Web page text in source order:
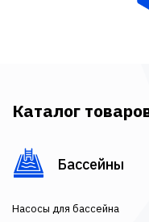
Каталог
Бассейны
Насосы для бассейна